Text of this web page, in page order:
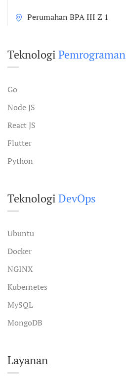
Perumahan BPA III Z 1
Teknologi Pemrograman
Go
Node JS
React JS
Flutter
Python
Teknologi DevOps
Ubuntu
Docker
NGINX
Kubernetes
MySQL
MongoDB
Layanan